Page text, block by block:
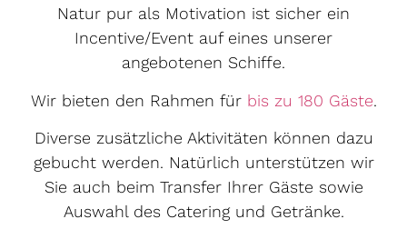
Natur pur als Motivation ist sicher ein
Incentive/Event auf eines unserer
angebotenen Schiffe.
Wir bieten den Rahmen für bis zu 180 Gäste.
Diverse zusätzliche Aktivitäten können dazu
gebucht werden. Natürlich unterstützen wir
Sie auch beim Transfer Ihrer Gäste sowie
Auswahl des Catering und Getränke.